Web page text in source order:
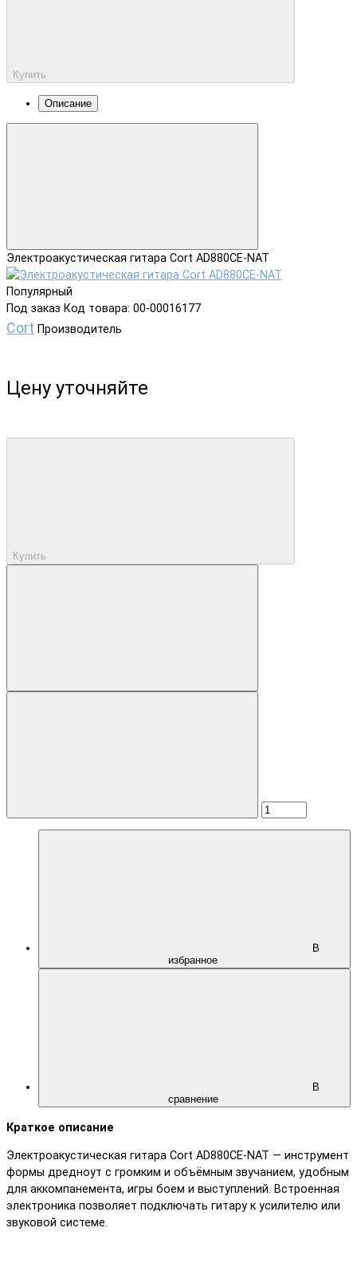
Купить
Описание
Электроакустическая гитара Cort AD880CE-NAT
Популярный
Под заказ Код товара: 00-00016177
Cort Производитель
Цену уточняйте
Купить
В
избранное
В
сравнение
Краткое описание
Электроакустическая гитара Cort AD880CE-NAT — инструмент
формы дредноут с громким и объёмным звучанием, удобным
для аккомпанемента, игры боем и выступлений. Встроенная
электроника позволяет подключать гитару к усилителю или
звуковой системе.